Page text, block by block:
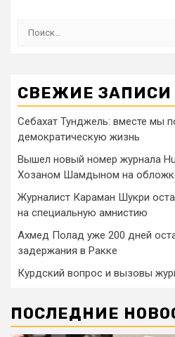
СВЕЖИЕ ЗАПИСИ
Себахат Тунджель: вместе мы
демократическую жизнь
Вышел новый номер журнала
Хозаном Шамдыном на
Журналист Караман Шукри
на специальную амнистию
Ахмед Полад уже 200 дней
задержания в Ракке
Курдский вопрос и вызовы
ПОСЛЕДНИЕ